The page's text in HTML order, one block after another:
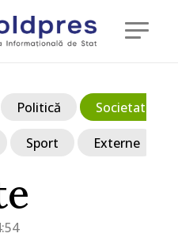
Politică Societate
Sport Externe